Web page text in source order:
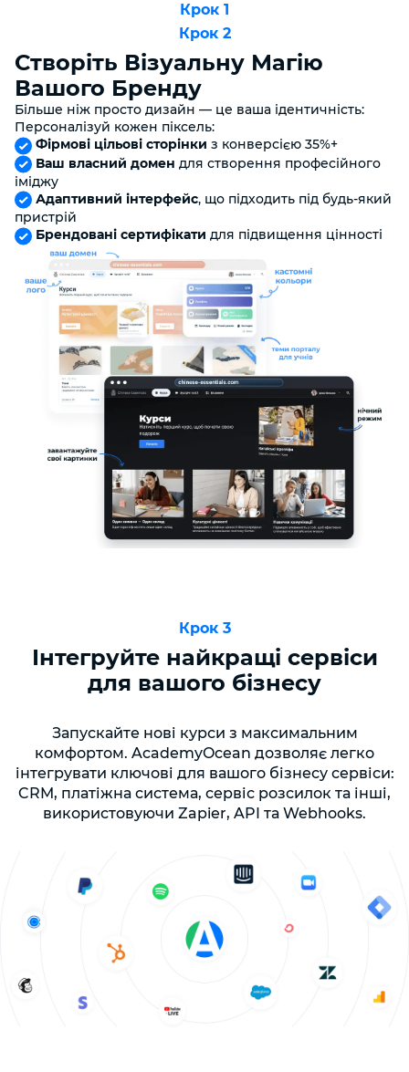
Крок 1
Крок 2
Створіть Візуальну Магію
Вашого Бренду
Більше ніж просто дизайн — це ваша ідентичність:
Персоналізуй кожен піксель:
Фірмові цільові сторінки з конверсією 35%+
Ваш власний домен для створення професійного
іміджу
Адаптивний інтерфейс, що підходить під будь-який
пристрій
Брендовані сертифікати для підвищення цінності
Крок 3
Інтегруйте найкращі сервіси
для вашого бізнесу
Запускайте нові курси з максимальним
комфортом. AcademyOcean дозволяє легко
інтегрувати ключові для вашого бізнесу сервіси:
CRM, платіжна система, сервіс розсилок та інші,
використовуючи Zapier, API та Webhooks.